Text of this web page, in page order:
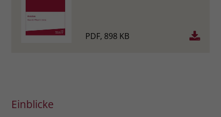
PDF, 898 KB
Einblicke